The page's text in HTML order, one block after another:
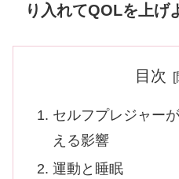
り入れてQOLを上げ
目次
セルフプレジャー
える影響
運動と睡眠